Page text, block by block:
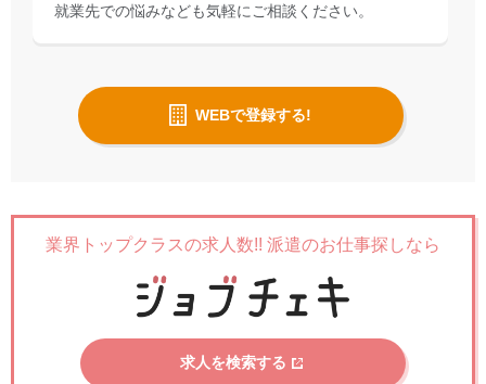
就業先での悩みなども気軽にご相談ください。
WEBで登録する!
業界トップクラスの求人数!! 派遣のお仕事探しなら
求人を検索する